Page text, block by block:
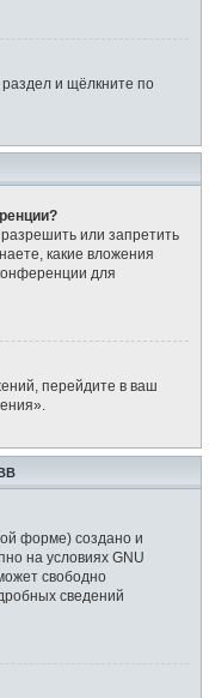
и щёлкните по
или запретить
какие вложения
для
перейдите в ваш
форме) создано и
на условиях GNU
свободно
сведений